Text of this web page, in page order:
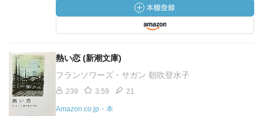
熱い恋 (新潮文庫)
フランソワーズ・サガン 朝吹登水子
239 3.59 21
Amazon.co.jp・本